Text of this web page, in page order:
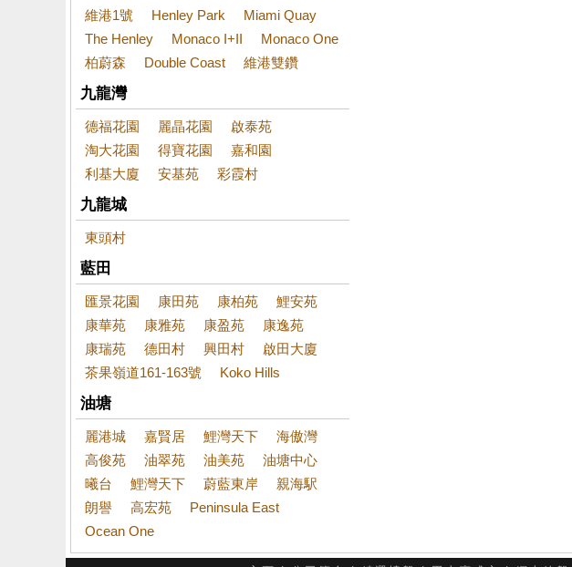
維港1號
Henley Park
Miami Quay
The Henley
Monaco I+II
Monaco One
柏蔚森
Double Coast 維港雙鑽
九龍灣
德福花園 麗晶花園
啟泰苑
淘大花園
得寶花園
嘉和園
利基大廈
安基苑 彩霞村
九龍城
東頭村
藍田
匯景花園 康田苑 康柏苑
鯉安苑
康華苑
康雅苑 康盈苑
康逸苑
康瑞苑
德田村 興田村
啟田大廈
茶果嶺道161-163號
Koko Hills
油塘
麗港城 嘉賢居 鯉灣天下
海傲灣
高俊苑
油翠苑 油美苑
油塘中心
曦台
鯉灣天下 蔚藍東岸
親海駅
朗譽
高宏苑
Peninsula East
Ocean One